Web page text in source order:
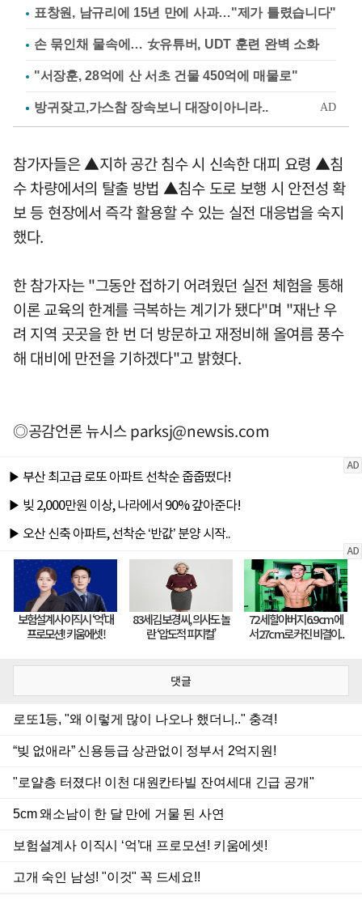
표창원, 남규리에 15년 만에 사과…"제가 틀렸습니다"
손 묶인채 물속에… 女유튜버, UDT 훈련 완벽 소화
"서장훈, 28억에 산 서초 건물 450억에 매물로"
참가자들은 ▲지하 공간 침수 시 신속한 대피 요령 ▲침
수 차량에서의 탈출 방법 ▲침수 도로 보행 시 안전성 확
보 등 현장에서 즉각 활용할 수 있는 실전 대응법을 숙지
했다.
한 참가자는 "그동안 접하기 어려웠던 실전 체험을 통해
이론 교육의 한계를 극복하는 계기가 됐다"며 "재난 우
려 지역 곳곳을 한 번 더 방문하고 재정비해 올여름 풍수
해 대비에 만전을 기하겠다"고 밝혔다.
◎공감언론 뉴시스parksj@newsis.com
댓글